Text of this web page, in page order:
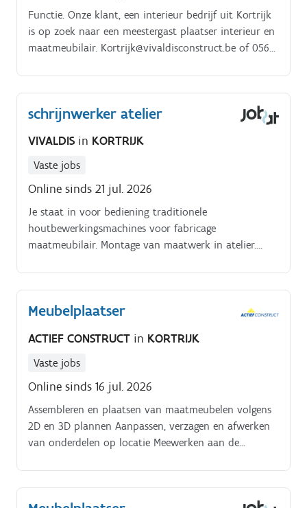
Functie. Onze klant, een interieur bedrijf uit Kortrijk
is op zoek naar een meestergast plaatser interieur en
maatmeubilair. Kortrijk@vivaldisconstruct.be of 056
interieur die wij zoeken ?
schrijnwerker atelier
VIVALDIS in KORTRIJK
Vaste jobs
Online sinds 21 jul. 2026
Je staat in voor bediening traditionele
houtbewerkingsmachines voor fabricage
maatmeubilair. Montage van maatwerk in atelier.
?
Meubelplaatser
ACTIEF CONSTRUCT in KORTRIJK
Vaste jobs
Online sinds 16 jul. 2026
Assembleren en plaatsen van maatmeubelen volgens
2D en 3D plannen Aanpassen, verzagen en afwerken
van onderdelen op locatie Meewerken aan de